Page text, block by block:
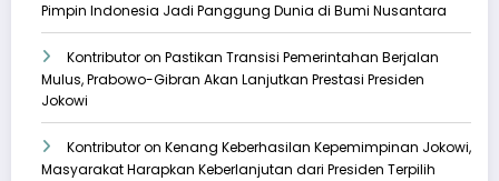
Pimpin Indonesia Jadi Panggung Dunia di Bumi Nusantara
Kontributoron Pastikan Transisi Pemerintahan Berjalan
Mulus, Prabowo-Gibran Akan Lanjutkan Prestasi Presiden
Jokowi
Kontributoron Kenang Keberhasilan Kepemimpinan Jokowi,
Masyarakat Harapkan Keberlanjutan dari Presiden Terpilih